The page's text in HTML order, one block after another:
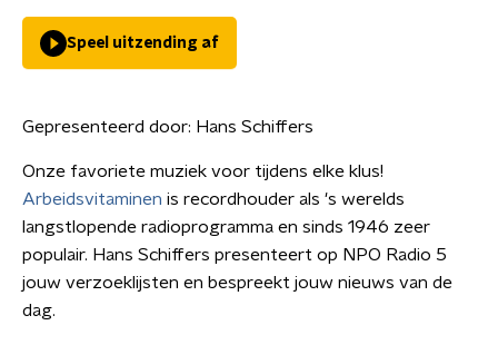
Speel uitzending af
Gepresenteerd door: Hans Schiffers
Onze favoriete muziek voor tijdens elke klus!
Arbeidsvitaminen is recordhouder als 's werelds
langstlopende radioprogramma en sinds 1946 zeer
populair. Hans Schiffers presenteert op NPO Radio 5
jouw verzoeklijsten en bespreekt jouw nieuws van de
dag.